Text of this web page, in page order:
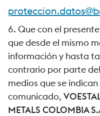
6. Que con el
que desde el mismo
información y hasta
contrario por parte
medios que se
comunicado,
METALS COLOMBIA